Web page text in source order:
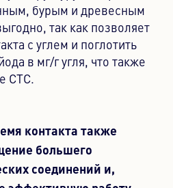
бурым и древесным
так как позволяет
с углем и поглотить
в мг/г угля, что также
CTC.
контакта также
большего
соединений и,